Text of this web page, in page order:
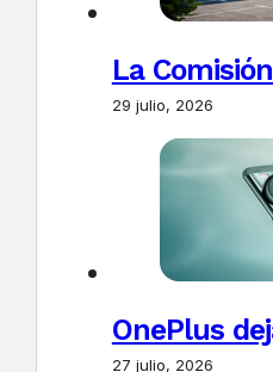
La
29 julio, 2026
OnePlus
27 julio, 2026